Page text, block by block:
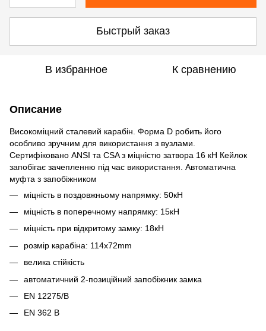
Быстрый заказ
В избранное К сравнению
Описание
Високоміцний сталевий карабін. Форма D робить його
особливо зручним для використання з вузлами.
Сертифіковано ANSI та CSA з міцністю затвора 16 кН Кейлок
запобігає зачепленню під час використання. Автоматична
муфта з запобіжником
міцність в поздовжньому напрямку: 50кН
міцність в поперечному напрямку: 15кН
міцність при відкритому замку: 18кН
розмір карабіна: 114x72mm
велика стійкість
автоматичний 2-позиційний запобіжник замка
EN 12275/B
EN 362 B